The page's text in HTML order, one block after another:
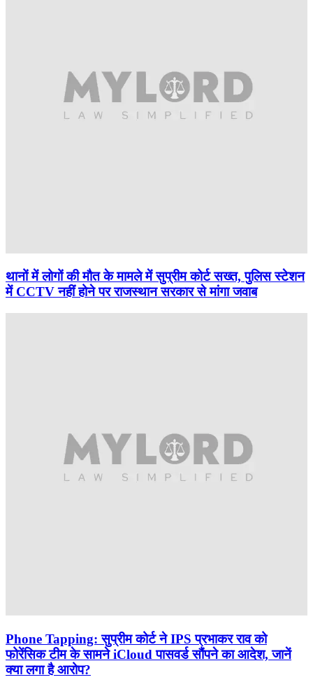
थानों में लोगों की मौत के मामले में सुप्रीम कोर्ट सख्त, पुलिस स्टेशन
में CCTV नहीं होने पर राजस्थान सरकार से मांगा जवाब
Phone Tapping: सुप्रीम कोर्ट ने IPS प्रभाकर राव को
फोरेंसिक टीम के सामने iCloud पासवर्ड सौंपने का आदेश, जानें
क्या लगा है आरोप?